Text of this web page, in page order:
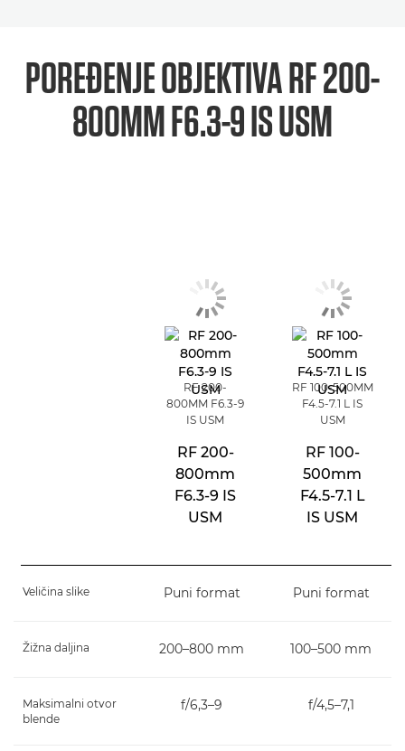
POREĐENJE OBJEKTIVARF 200-
800MM F6.3-9 IS USM
RF 200-
800MM F6.3-9
IS USM
RF 200-
800mm
F6.3-9 IS
USM
RF 100-500MM
F4.5-7.1 L IS
USM
RF 100-
500mm
F4.5-7.1 L
IS USM
Veličina slike Puni format Puni format
Žižna daljina 200–800 mm 100–500 mm
Maksimalni otvor
blende
f/6,3–9 f/4,5–7,1